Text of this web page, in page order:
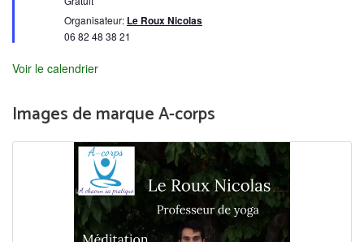
Organisateur: Le Roux Nicolas
06 82 48 38 21
Voir le calendrier
Images de marque A-corps